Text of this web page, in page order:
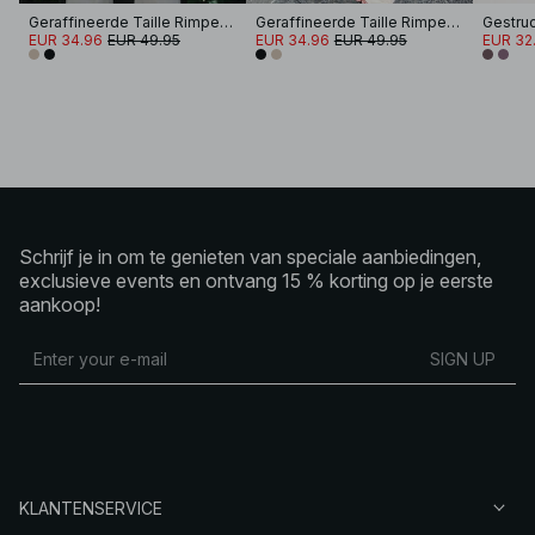
Geraffineerde Taille Rimpel Blouse
EUR 34.96 EUR 49.95
Geraffineerde Taille Rimpel Blouse
EUR 34.96 EUR 49.95
EUR
Schrijf je in om te genieten van speciale aanbiedingen,
exclusieve events en ontvang 15 % korting op je eerste
aankoop!
SIGN UP
KLANTENSERVICE